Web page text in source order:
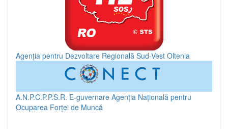
Agenția pentru Dezvoltare Regională Sud-Vest Oltenia
A.N.P.C.P.P.S.R. E-guvernare Agenția Națională pentru
Ocuparea Forței de Muncă